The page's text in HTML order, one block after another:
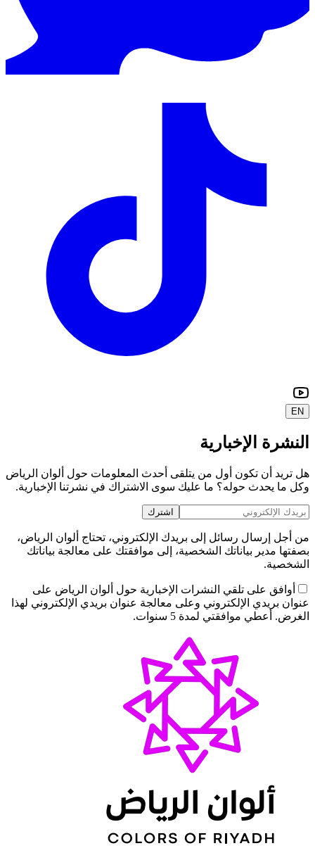
EN
النشرة الإخبارية
هل تريد أن تكون أول من يتلقى أحدث المعلومات حول ألوان الرياض
وكل ما يحدث حوله؟ ما عليك سوى الاشتراك في نشرتنا الإخبارية.
اشترك
من أجل إرسال رسائل إلى بريدك الإلكتروني، تحتاج ألوان الرياض،
بصفتها مدير بياناتك الشخصية، إلى موافقتك على معالجة بياناتك
الشخصية.
أوافق على تلقي النشرات الإخبارية حول ألوان الرياض على
عنوان بريدي الإلكتروني وعلى معالجة عنوان بريدي الإلكتروني لهذا
الغرض. أعطي موافقتي لمدة 5 سنوات.